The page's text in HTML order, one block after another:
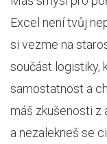
Excel není tvůj
si vezme na
součást logistiky,
samostatnost a
máš zkušenosti z
a nezalekneš se